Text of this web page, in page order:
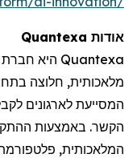
אודות Quantexa
Quantexa היא חברת
מלאכותית, חלוצה
המסייעת לארגונים
הקשר. באמצעות
המלאכותית,